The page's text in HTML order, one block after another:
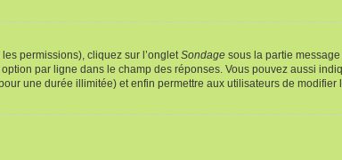
permissions), cliquez sur l’ongletSondage sous la partie
par ligne dans le champ des réponses. Vous pouvez aussi
une durée illimitée) et enfin permettre aux utilisateurs de modifier